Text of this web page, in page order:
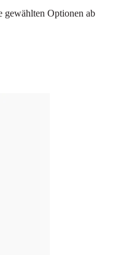
gewählten Optionen ab